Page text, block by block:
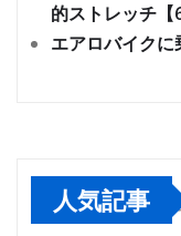
的ストレッチ【6
エアロバイク
人気記事